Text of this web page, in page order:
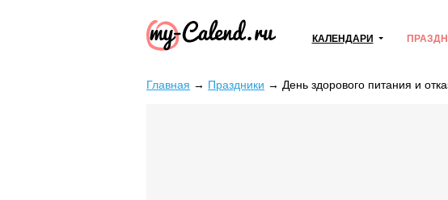
КАЛЕНДАРИ
Главная → Праздники → День здорового питания и